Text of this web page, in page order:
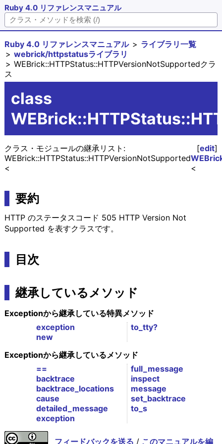
Ruby 4.0 リファレンスマニュアル
Ruby 4.0 リファレンスマニュアル
ライブラリ一覧
webrick/httpstatusライブラリ
WEBrick::HTTPStatus::HTTPVersionNotSupportedクラ
ス
class
[edit]
クラス・モジュールの継承リスト:
WEBrick::HTTPStatus::HTTPVersionNotSupported
要約
HTTP のステータスコード 505 HTTP Version Not
Supported を表すクラスです。
目次
継承しているメソッド
Exceptionから継承している特異メソッド
exception
new
to_tty?
Exceptionから継承しているメソッド
==
backtrace
backtrace_locations
cause
detailed_message
exception
full_message
inspect
message
set_backtrace
to_s
フィードバックを送る / このマニュアルを編